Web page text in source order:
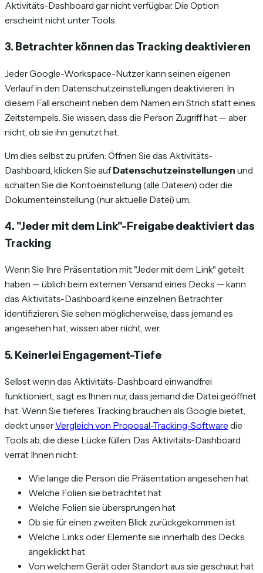
Aktivitäts-Dashboard gar nicht verfügbar. Die Option
erscheint nicht unter Tools.
3. Betrachter können das Tracking deaktivieren
Jeder Google-Workspace-Nutzer kann seinen eigenen
Verlauf in den Datenschutzeinstellungen deaktivieren. In
diesem Fall erscheint neben dem Namen ein Strich statt eines
Zeitstempels. Sie wissen, dass die Person Zugriff hat — aber
nicht, ob sie ihn genutzt hat.
Um dies selbst zu prüfen: Öffnen Sie das Aktivitäts-
Dashboard, klicken Sie aufDatenschutzeinstellungen und
schalten Sie die Kontoeinstellung (alle Dateien) oder die
Dokumenteinstellung (nur aktuelle Datei) um.
4. "Jeder mit dem Link"-Freigabe deaktiviert das
Tracking
Wenn Sie Ihre Präsentation mit "Jeder mit dem Link" geteilt
haben — üblich beim externen Versand eines Decks — kann
das Aktivitäts-Dashboard keine einzelnen Betrachter
identifizieren. Sie sehen möglicherweise, dass jemand es
angesehen hat, wissen aber nicht, wer.
5. Keinerlei Engagement-Tiefe
Selbst wenn das Aktivitäts-Dashboard einwandfrei
funktioniert, sagt es Ihnen nur, dass jemand die Datei geöffnet
hat. Wenn Sie tieferes Tracking brauchen als Google bietet,
deckt unserVergleich von Proposal-Tracking-Software die
Tools ab, die diese Lücke füllen. Das Aktivitäts-Dashboard
verrät Ihnen nicht:
Wie lange die Person die Präsentation angesehen hat
Welche Folien sie betrachtet hat
Welche Folien sie übersprungen hat
Ob sie für einen zweiten Blick zurückgekommen ist
Welche Links oder Elemente sie innerhalb des Decks
angeklickt hat
Von welchem Gerät oder Standort aus sie geschaut hat